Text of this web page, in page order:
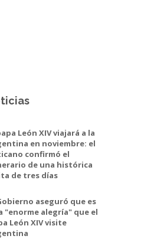
León XIV viajará a la
en noviembre: el
confirmó el
de una histórica
de tres días
aseguró que es
"enorme alegría" que el
León XIV visite